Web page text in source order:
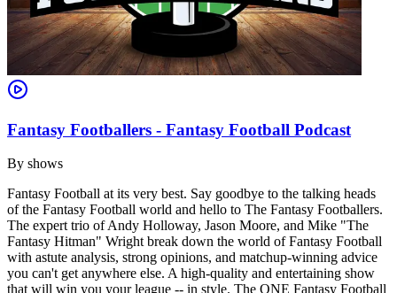
Fantasy Footballers - Fantasy Football Podcast
By shows
Fantasy Football at its very best. Say goodbye to the talking heads
of the Fantasy Football world and hello to The Fantasy Footballers.
The expert trio of Andy Holloway, Jason Moore, and Mike "The
Fantasy Hitman" Wright break down the world of Fantasy Football
with astute analysis, strong opinions, and matchup-winning advice
you can't get anywhere else. A high-quality and entertaining show
that will win you your league -- in style. The ONE Fantasy Football